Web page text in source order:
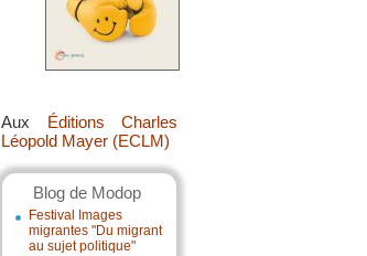
Aux Éditions Charles
Léopold Mayer (ECLM)
Blog de Modop
Festival Images
migrantes "Du migrant
au sujet politique"